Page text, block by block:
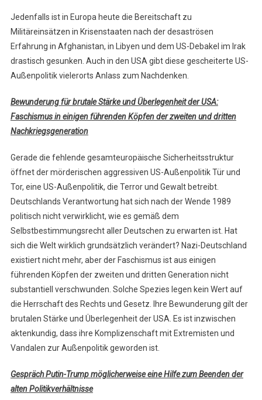
Jedenfalls ist in Europa heute die Bereitschaft zu
Militäreinsätzen in Krisenstaaten nach der desaströsen
Erfahrung in Afghanistan, in Libyen und dem US-Debakel im Irak
drastisch gesunken. Auch in den USA gibt diese gescheiterte US-
Außenpolitik vielerorts Anlass zum Nachdenken.
Bewunderung für brutale Stärke und Überlegenheit der USA:
Faschismus in einigen führenden Köpfen der zweiten und dritten
Nachkriegsgeneration
Gerade die fehlende gesamteuropäische Sicherheitsstruktur
öffnet der mörderischen aggressiven US-Außenpolitik Tür und
Tor, eine US-Außenpolitik, die Terror und Gewalt betreibt.
Deutschlands Verantwortung hat sich nach der Wende 1989
politisch nicht verwirklicht, wie es gemäß dem
Selbstbestimmungsrecht aller Deutschen zu erwarten ist. Hat
sich die Welt wirklich grundsätzlich verändert? Nazi-Deutschland
existiert nicht mehr, aber der Faschismus ist aus einigen
führenden Köpfen der zweiten und dritten Generation nicht
substantiell verschwunden. Solche Spezies legen kein Wert auf
die Herrschaft des Rechts und Gesetz. Ihre Bewunderung gilt der
brutalen Stärke und Überlegenheit der USA. Es ist inzwischen
aktenkundig, dass ihre Komplizenschaft mit Extremisten und
Vandalen zur Außenpolitik geworden ist.
Gespräch Putin-Trump möglicherweise eine Hilfe zum Beenden der
alten Politikverhältnisse